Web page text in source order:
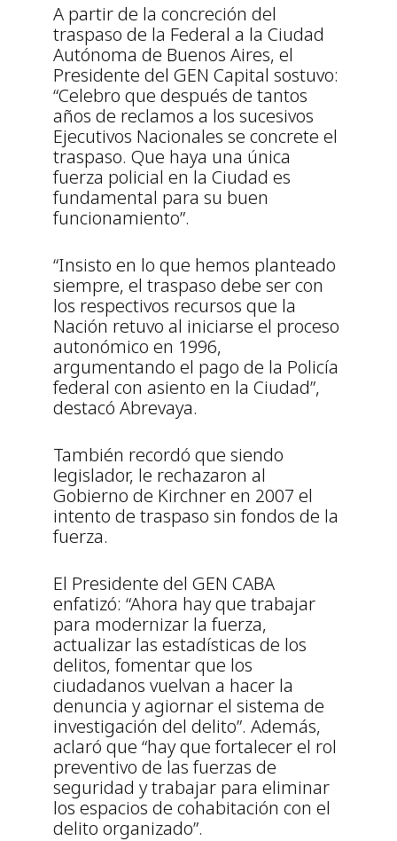
A partir de la concreción del
traspaso de la Federal a la Ciudad
Autónoma de Buenos Aires, el
Presidente del GEN Capital sostuvo:
“Celebro que después de tantos
años de reclamos a los sucesivos
Ejecutivos Nacionales se concrete el
traspaso. Que haya una única
fuerza policial en la Ciudad es
fundamental para su buen
funcionamiento”.
“Insisto en lo que hemos planteado
siempre, el traspaso debe ser con
los respectivos recursos que la
Nación retuvo al iniciarse el proceso
autonómico en 1996,
argumentando el pago de la Policía
federal con asiento en la Ciudad”,
destacó Abrevaya.
También recordó que siendo
legislador, le rechazaron al
Gobierno de Kirchner en 2007 el
intento de traspaso sin fondos de la
fuerza.
El Presidente del GEN CABA
enfatizó: “Ahora hay que trabajar
para modernizar la fuerza,
actualizar las estadísticas de los
delitos, fomentar que los
ciudadanos vuelvan a hacer la
denuncia y agiornar el sistema de
investigación del delito”. Además,
aclaró que “hay que fortalecer el rol
preventivo de las fuerzas de
seguridad y trabajar para eliminar
los espacios de cohabitación con el
delito organizado”.